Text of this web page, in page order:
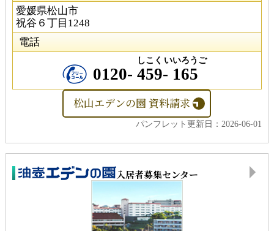
愛媛県松山市
祝谷６丁目1248
電話
0120-459
しこく
- 165
いいろうご
松山エデンの園 資料請求
パンフレット更新日：2026-06-01
入居者募集センター